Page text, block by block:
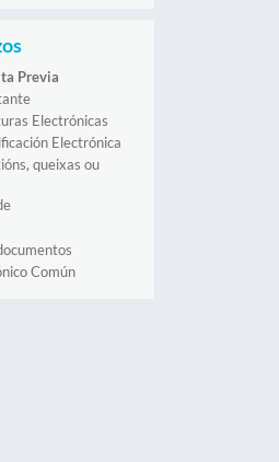
Previa
Electrónicas
Electrónica
queixas ou
Común